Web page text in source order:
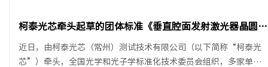
柯泰光芯牵头起草的团体标准《垂直腔面发射激光器晶圆测
试仪》获发布
近日，由柯泰光芯（常州）测试技术有限公司（以下简称“柯泰光
芯”）牵头，全国光学和光子学标准化技术委员会组织，多家单位